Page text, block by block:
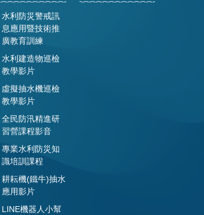
水利防災警戒訊
息應用暨技術推
廣教育訓練
水利建造物巡檢
教學影片
虛擬抽水機巡檢
教學影片
全民防汛精進研
習營課程影音
專業水利防災知
識培訓課程
耕耘機(鐵牛)抽水
應用影片
LINE機器人小幫